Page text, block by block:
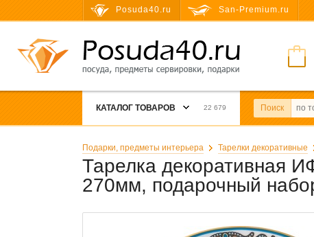
Posuda40.ru San-Premium.ru
КАТАЛОГ ТОВАРОВ 22 679 Поиск
Подарки, предметы интерьера Тарелки декоративные
Тарелка декоративная
270мм, подарочный